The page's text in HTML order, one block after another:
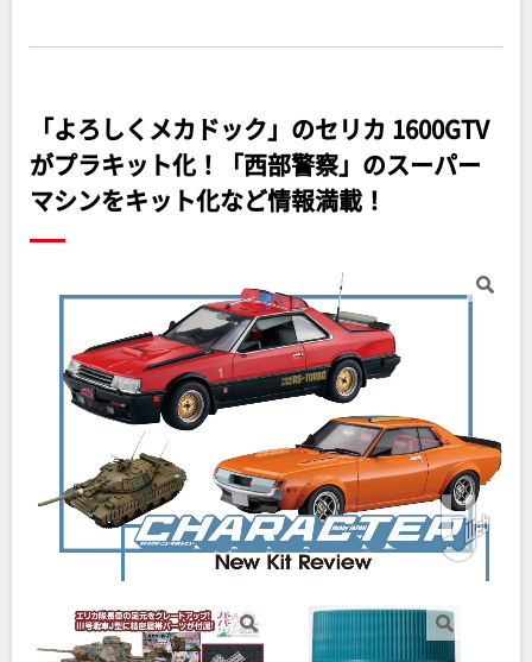
「よろしくメカドック」のセリカ 1600GTV
がプラキット化！「西部警察」のスーパー
マシンをキット化など情報満載！